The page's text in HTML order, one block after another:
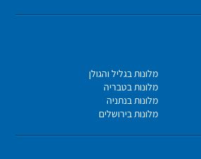
מלונות בגליל והגולן
מלונות בטבריה
מלונות בנתניה
מלונות בירושלים